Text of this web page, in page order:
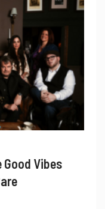
Good Vibes